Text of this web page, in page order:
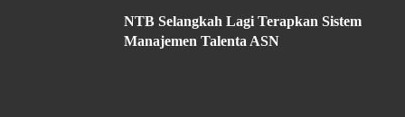
NTB Selangkah Lagi Terapkan Sistem
Manajemen Talenta ASN